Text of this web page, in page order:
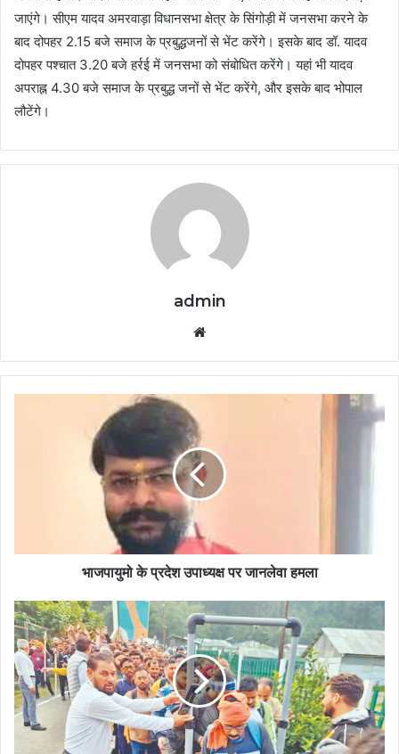
जाएंगे। सीएम यादव अमरवाड़ा विधानसभा क्षेत्र के सिंगोड़ी में जनसभा करने के
बाद दोपहर 2.15 बजे समाज के प्रबुद्धजनों से भेंट करेंगे। इसके बाद डॉ. यादव
दोपहर पश्चात 3.20 बजे हर्रई में जनसभा को संबोधित करेंगे। यहां भी यादव
अपराह्न 4.30 बजे समाज के प्रबुद्ध जनों से भेंट करेंगे, और इसके बाद भोपाल
लौटेंगे।
admin
भाजपायुमो के प्रदेश उपाध्यक्ष पर जानलेवा हमला